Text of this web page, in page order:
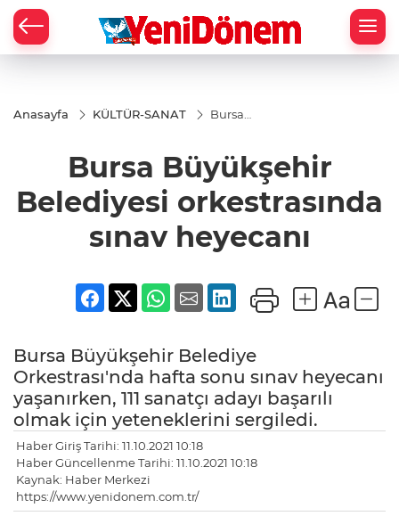
Anasayfa KÜLTÜR-SANAT
Bursa
orkestrasında
sınav
heyecanı
Bursa Büyükşehir
Belediyesi orkestrasında
sınav heyecanı
Bursa Büyükşehir Belediye
Orkestrası'nda hafta sonu sınav heyecanı
yaşanırken, 111 sanatçı adayı başarılı
olmak için yeteneklerini sergiledi.
Haber Giriş Tarihi: 11.10.2021 10:18
Haber Güncellenme Tarihi: 11.10.2021 10:18
Kaynak: Haber Merkezi
https://www.yenidonem.com.tr/